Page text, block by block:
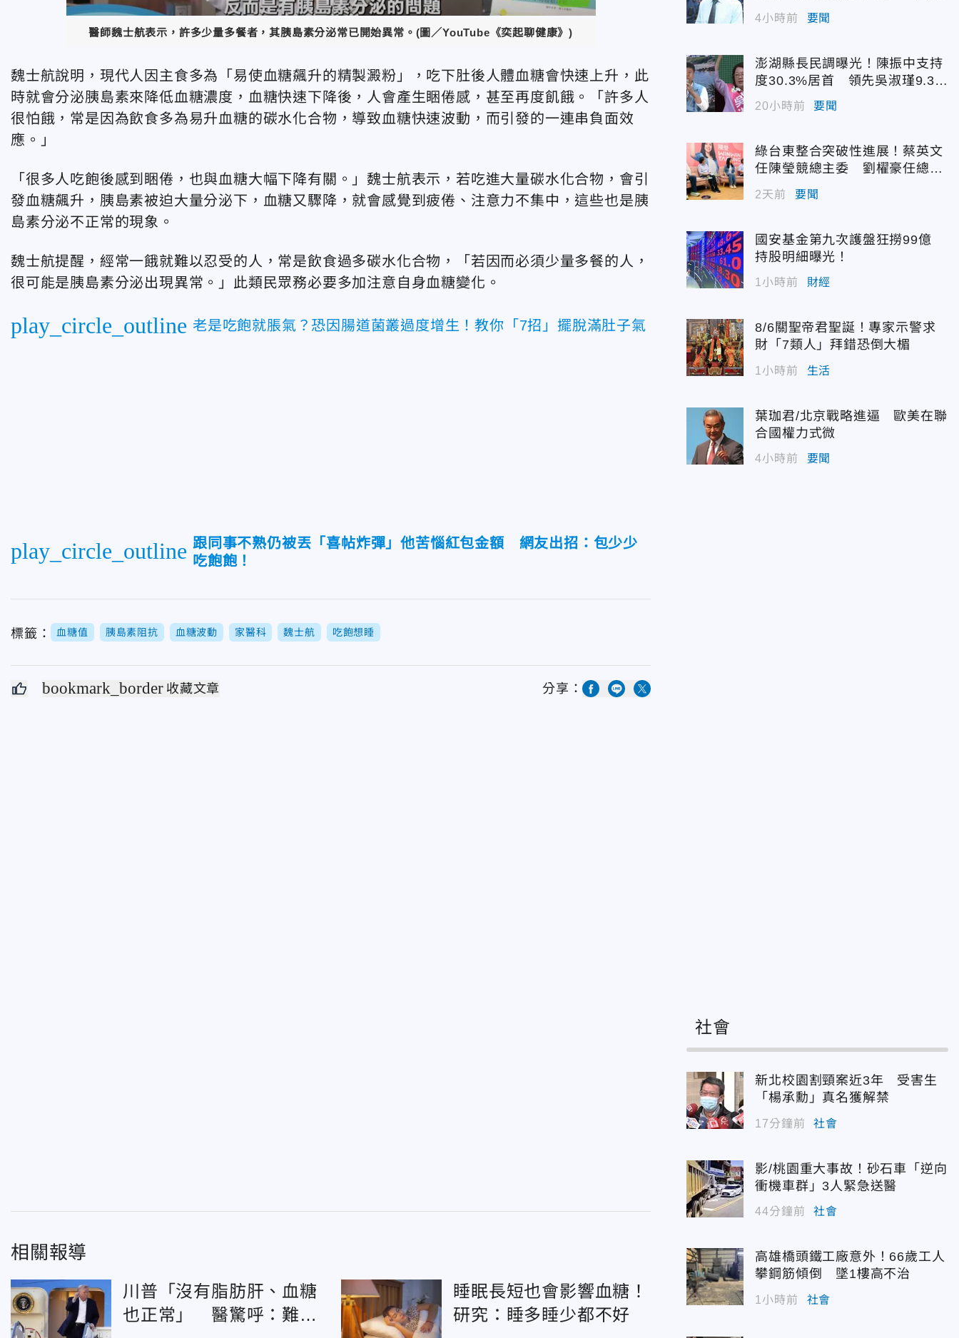
醫師魏士航表示，許多少量多餐者，其胰島素分泌常已開始異常。(圖／YouTube《奕起聊健康》)
魏士航說明，現代人因主食多為「易使血糖飆升的精製澱粉」，吃下肚後人體血糖會快速上升，此
時就會分泌胰島素來降低血糖濃度，血糖快速下降後，人會產生睏倦感，甚至再度飢餓。「許多人
很怕餓，常是因為飲食多為易升血糖的碳水化合物，導致血糖快速波動，而引發的一連串負面效
應。」
「很多人吃飽後感到睏倦，也與血糖大幅下降有關。」魏士航表示，若吃進大量碳水化合物，會引
發血糖飆升，胰島素被迫大量分泌下，血糖又驟降，就會感覺到疲倦、注意力不集中，這些也是胰
島素分泌不正常的現象。
魏士航提醒，經常一餓就難以忍受的人，常是飲食過多碳水化合物，「若因而必須少量多餐的人，
很可能是胰島素分泌出現異常。」此類民眾務必要多加注意自身血糖變化。
play_circle_outline 老是吃飽就脹氣？恐因腸道菌叢過度增生！教你「7招」擺脫滿肚子氣
play_circle_outline 跟同事不熟仍被丟「喜帖炸彈」他苦惱紅包金額 網友出招：包少少
吃飽飽！
標籤： 血糖值 胰島素阻抗 血糖波動 家醫科 魏士航 吃飽想睡
bookmark_border 收藏文章 分享：
相關報導
川普「沒有脂肪肝、血糖
也正常」 醫驚呼：難用
睡眠長短也會影響血糖！
研究：睡多睡少都不好
4小時前 要聞
澎湖縣長民調曝光！陳振中支持
度30.3%居首 領先吳淑瑾9.3個
百分點
20小時前 要聞
綠台東整合突破性進展！蔡英文
任陳瑩競總主委 劉櫂豪任總幹
2天前 要聞
國安基金第九次護盤狂撈99億
持股明細曝光！
1小時前 財經
8/6關聖帝君聖誕！專家示警求
財「7類人」拜錯恐倒大楣
1小時前 生活
葉珈君/北京戰略進逼 歐美在聯
合國權力式微
4小時前 要聞
社會
新北校園割頸案近3年 受害生
「楊承勳」真名獲解禁
17分鐘前 社會
影/桃園重大事故！砂石車「逆向
衝機車群」3人緊急送醫
44分鐘前 社會
高雄橋頭鐵工廠意外！66歲工人
攀鋼筋傾倒 墜1樓高不治
1小時前 社會